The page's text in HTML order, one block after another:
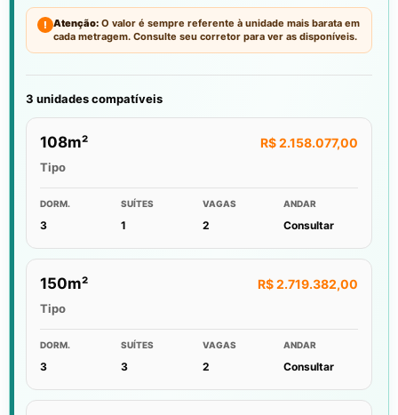
! Atenção: O valor é sempre referente à unidade mais barata em
cada metragem. Consulte seu corretor para ver as disponíveis.
3 unidades compatíveis
108m² R$ 2.158.077,00
Tipo
DORM.
3
SUÍTES
1
VAGAS
2
ANDAR
Consultar
150m² R$ 2.719.382,00
Tipo
DORM.
3
SUÍTES
3
VAGAS
2
ANDAR
Consultar